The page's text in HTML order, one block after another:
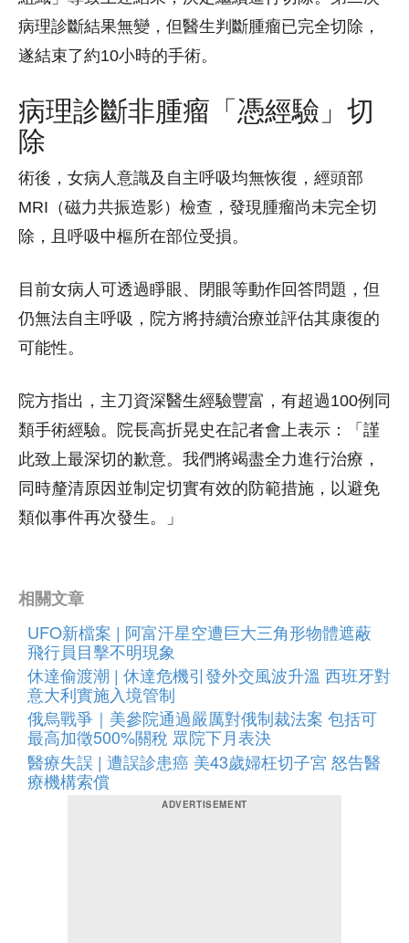
病理診斷結果無變，但醫生判斷腫瘤已完全切除，
遂結束了約10小時的手術。
病理診斷非腫瘤「憑經驗」切
除
術後，女病人意識及自主呼吸均無恢復，經頭部
MRI（磁力共振造影）檢查，發現腫瘤尚未完全切
除，且呼吸中樞所在部位受損。
目前女病人可透過睜眼、閉眼等動作回答問題，但
仍無法自主呼吸，院方將持續治療並評估其康復的
可能性。
院方指出，主刀資深醫生經驗豐富，有超過100例同
類手術經驗。院長高折晃史在記者會上表示：「謹
此致上最深切的歉意。我們將竭盡全力進行治療，
同時釐清原因並制定切實有效的防範措施，以避免
類似事件再次發生。」
相關文章
UFO新檔案 | 阿富汗星空遭巨大三角形物體遮蔽
飛行員目擊不明現象
休達偷渡潮 | 休達危機引發外交風波升溫 西班牙對
意大利實施入境管制
俄烏戰爭｜美參院通過嚴厲對俄制裁法案 包括可
最高加徵500%關稅 眾院下月表決
醫療失誤 | 遭誤診患癌 美43歲婦枉切子宮 怒告醫
療機構索償